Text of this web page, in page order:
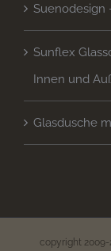
Suenodesign
Sunflex
Innen und
Glasdusche
copyright 2009-